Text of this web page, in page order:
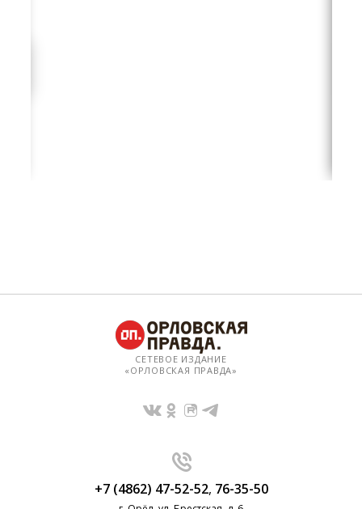
СЕТЕВОЕ ИЗДАНИЕ
«ОРЛОВСКАЯ ПРАВДА»
+7 (4862) 47-52-52, 76-35-50